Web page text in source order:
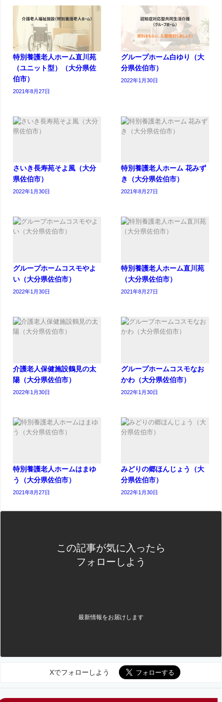
特別養護老人ホーム直川苑
（ユニット型）（大分県佐
伯市）
2021年8月27日
グループホーム白ゆり（大
分県佐伯市）
2022年1月30日
さいき長寿苑そよ風（大分
県佐伯市）
2022年1月30日
特別養護老人ホーム 花みず
き（大分県佐伯市）
2021年8月27日
グループホームコスモやよ
い（大分県佐伯市）
2022年1月30日
特別養護老人ホーム直川苑
（大分県佐伯市）
2021年8月27日
介護老人保健施設鶴見の太
陽（大分県佐伯市）
2022年1月30日
グループホームコスモなお
かわ（大分県佐伯市）
2022年1月30日
特別養護老人ホームはまゆ
う（大分県佐伯市）
2021年8月27日
みどりの郷ほんじょう（大
分県佐伯市）
2022年1月30日
この記事が気に入ったら
フォローしよう
最新情報をお届けします
Xでフォローしよう